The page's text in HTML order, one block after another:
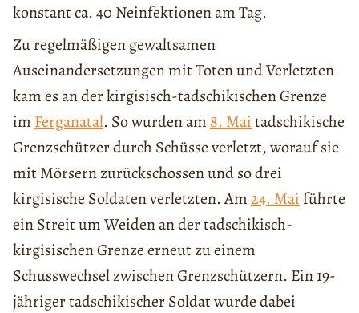
konstant ca. 40 Neinfektionen am Tag.
Zu regelmäßigen gewaltsamen
Auseinandersetzungen mit Toten und Verletzten
kam es an der kirgisisch-tadschikischen Grenze
im Ferganatal. So wurden am 8. Maitadschikische
Grenzschützer durch Schüsse verletzt, worauf sie
mit Mörsern zurückschossen und so drei
kirgisische Soldaten verletzten. Am24. Maiführte
ein Streit um Weiden an der tadschikisch-
kirgisischen Grenze erneut zu einem
Schusswechsel zwischen Grenzschützern. Ein 19-
jähriger tadschikischer Soldat wurde dabei